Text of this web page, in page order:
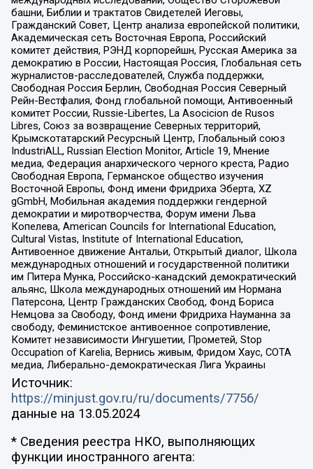
башни, Библии и трактатов Свидетелей Иеговы,
Гражданский Совет, Центр анализа европейской политики,
Академическая сеть Восточная Европа, Российский
комитет действия, РЭНД корпорейшн, Русская Америка за
демократию в России, Настоящая Россия, Глобальная сеть
журналистов-расследователей, Служба поддержки,
Свободная Россия Берлин, Свободная Россия Северный
Рейн-Вестфалия, Фонд глобальной помощи, Антивоенный
комитет России, Russie-Libertes, La Asocicion de Rusos
Libres, Союз за возвращение Северных территорий,
Крымскотатарский Ресурсный Центр, Глобальный союз
IndustriALL, Russian Election Monitor, Article 19, Мнение
медиа, Федерация анархического черного креста, Радио
Свободная Европа, Германское общество изучения
Восточной Европы, Фонд имени Фридриха Эберта, XZ
gGmbH, Мобильная академия поддержки гендерной
демократии и миротворчества, Форум имени Льва
Копелева, American Councils for International Education,
Cultural Vistas, Institute of International Education,
Антивоенное движение Антальи, Открытый диалог, Школа
международных отношений и государственной политики
им Питера Мунка, Российско-канадский демократический
альянс, Школа международных отношений им Нормана
Патерсона, Центр Гражданских Свобод, Фонд Бориса
Немцова за Свободу, Фонд имени Фридриха Науманна за
свободу, Феминистское антивоенное сопротивление,
Комитет независимости Ингушетии, Прометей, Stop
Occupation of Karelia, Вернись живым, Фридом Хаус, СОТА
медиа, Либерально-демократическая Лига Украины
Источник:
https://minjust.gov.ru/ru/documents/7756/
данные на 13.05.2024
* Сведения реестра НКО, выполняющих
функции иностранного агента: